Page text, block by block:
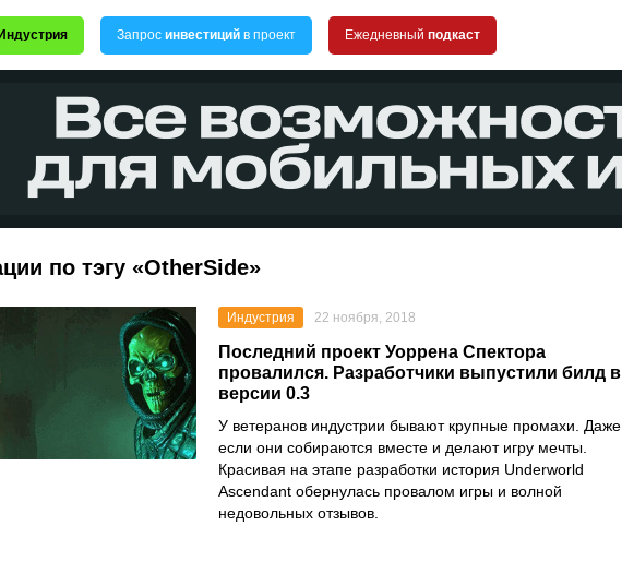
Запрос инвестиций в проект Ежедневный подкаст
по тэгу «OtherSide»
Индустрия 22 ноября, 2018
Последний проект Уоррена Спектора
провалился. Разработчики выпустили билд в
версии 0.3
У ветеранов индустрии бывают крупные промахи. Даже
если они собираются вместе и делают игру мечты.
Красивая на этапе разработки история Underworld
Ascendant обернулась провалом игры и волной
недовольных отзывов.